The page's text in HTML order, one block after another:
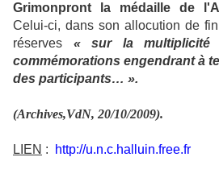
Grimonpront la médaille de
Celui-ci, dans son allocution de
réserves « sur la multiplicité
commémorations engendrant à
des participants… ».
(Archives,VdN, 20/10/2009).
LIEN : http://u.n.c.halluin.free.fr